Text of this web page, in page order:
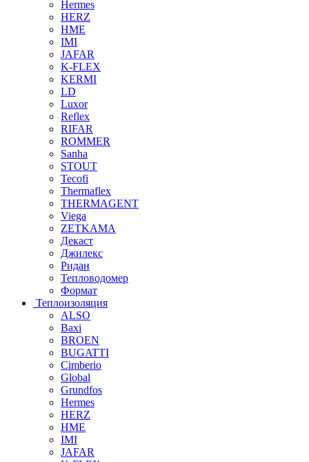
Hermes
HERZ
HME
IMI
JAFAR
K-FLEX
KERMI
LD
Luxor
Reflex
RIFAR
ROMMER
Sanha
STOUT
Tecofi
Thermaflex
THERMAGENT
Viega
ZETKAMA
Декаст
Джилекс
Ридан
Тепловодомер
Формат
Теплоизоляция
ALSO
Baxi
BROEN
BUGATTI
Cimberio
Global
Grundfos
Hermes
HERZ
HME
IMI
JAFAR